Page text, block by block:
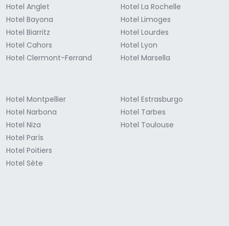
Hotel Anglet
Hotel Bayona
Hotel Biarritz
Hotel Cahors
Hotel Clermont-Ferrand
Hotel La Rochelle
Hotel Limoges
Hotel Lourdes
Hotel Lyon
Hotel Marsella
Hotel Montpellier
Hotel Narbona
Hotel Niza
Hotel París
Hotel Poitiers
Hotel Sète
Hotel Estrasburgo
Hotel Tarbes
Hotel Toulouse